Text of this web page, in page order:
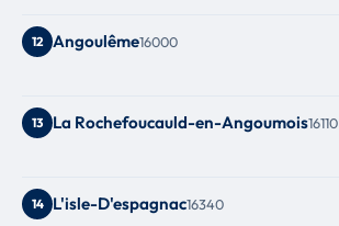
12 Angoulême16000
13 La Rochefoucauld-en-Angoumois16110
14 L'isle-D'espagnac16340